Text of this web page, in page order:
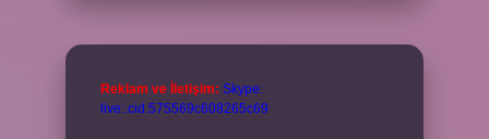
Reklam ve İletişim: Skype:
live:.cid.575569c608265c69